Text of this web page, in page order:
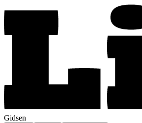
Gidsen